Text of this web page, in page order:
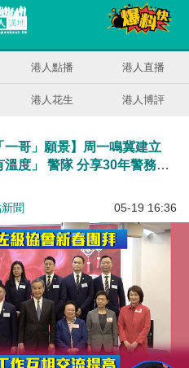
港人點播 港人直播
港人花生 港人博評
一哥」願景】周一鳴冀建立
溫度」 警隊 分享30年警務生
聞 05-19 16:36